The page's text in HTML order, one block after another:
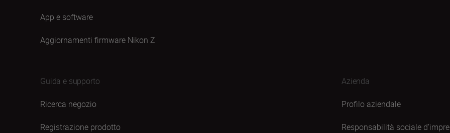
App e software
Aggiornamenti firmware Nikon Z
Guida e supporto
Ricerca negozio
Registrazione prodotto
Azienda
Profilo aziendale
Responsabilità sociale